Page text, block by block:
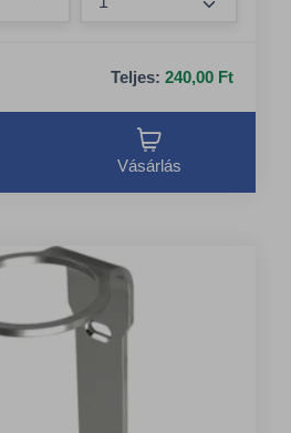
Összeg
Teljes: 240,00 Ft
Vásárlás